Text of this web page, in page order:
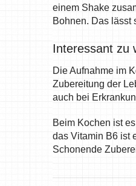
einem Shake
Bohnen. Das lässt
Interessant zu
Die Aufnahme im
Zubereitung der
auch bei
Beim Kochen ist
das Vitamin B6 ist
Schonende